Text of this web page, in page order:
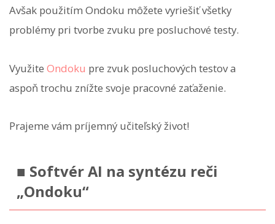
Avšak použitím Ondoku môžete vyriešiť všetky
problémy pri tvorbe zvuku pre posluchové testy.
Využite Ondoku pre zvuk posluchových testov a
aspoň trochu znížte svoje pracovné zaťaženie.
Prajeme vám príjemný učiteľský život!
■ Softvér AI na syntézu reči
„Ondoku“